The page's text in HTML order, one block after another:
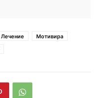
Лечение
Мотивира